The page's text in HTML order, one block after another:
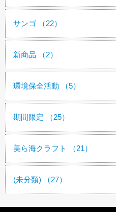
サンゴ （22）
新商品 （2）
環境保全活動 （5）
期間限定 （25）
美ら海クラフト （21）
(未分類) （27）